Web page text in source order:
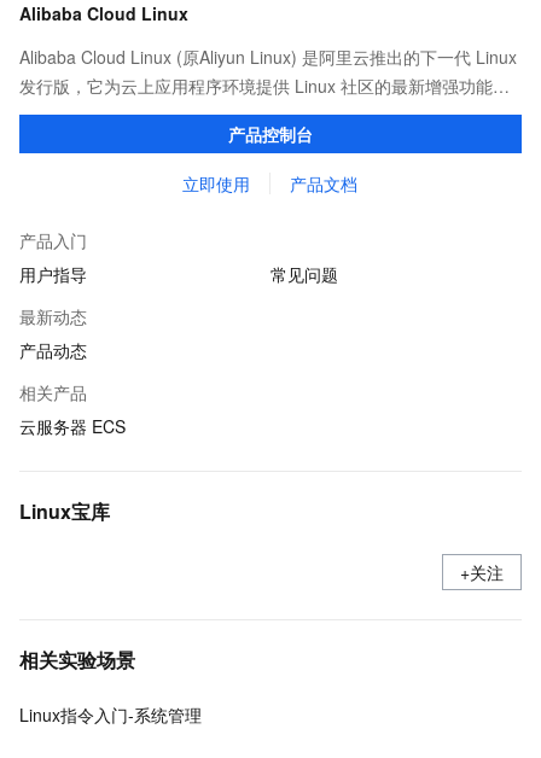
Alibaba Cloud Linux
Alibaba Cloud Linux (原Aliyun Linux) 是阿里云推出的下一代 Linux
发行版，它为云上应用程序环境提供 Linux 社区的最新增强功能，
在提供云上最佳用户体验的同时，也针对阿里云基础设施做了深度
产品控制台
立即使用 产品文档
产品入门
用户指导
常见问题
最新动态
产品动态
相关产品
云服务器 ECS
Linux宝库
+关注
相关实验场景
Linux指令入门-系统管理